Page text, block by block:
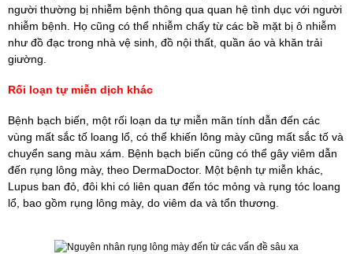
người thường bị nhiễm bệnh thông qua quan hệ tình dục với người
nhiễm bệnh. Họ cũng có thể nhiễm chấy từ các bề mặt bị ô nhiễm
như đồ đạc trong nhà vệ sinh, đồ nội thất, quần áo và khăn trải
giường.
Rối loạn tự miễn dịch khác
Bệnh bạch biến, một rối loạn da tự miễn mãn tính dẫn đến các
vùng mất sắc tố loang lổ, có thể khiến lông mày cũng mất sắc tố và
chuyển sang màu xám. Bệnh bạch biến cũng có thể gây viêm dẫn
đến rụng lông mày, theo DermaDoctor. Một bệnh tự miễn khác,
Lupus ban đỏ, đôi khi có liên quan đến tóc mỏng và rụng tóc loang
lổ, bao gồm rụng lông mày, do viêm da và tổn thương.